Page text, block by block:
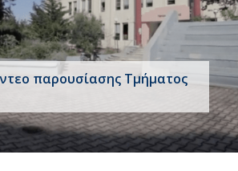
παρουσίασης Τμήματος